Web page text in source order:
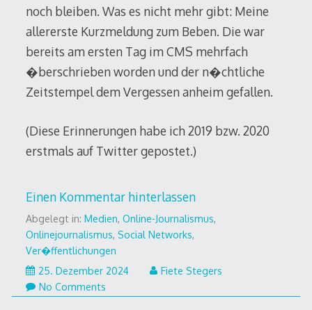
noch bleiben. Was es nicht mehr gibt: Meine
allererste Kurzmeldung zum Beben. Die war
bereits am ersten Tag im CMS mehrfach
�berschrieben worden und der n�chtliche
Zeitstempel dem Vergessen anheim gefallen.
(Diese Erinnerungen habe ich 2019 bzw. 2020
erstmals auf Twitter gepostet.)
Einen Kommentar hinterlassen
Abgelegt in: Medien, Online-Journalismus,
Onlinejournalismus, Social Networks,
Ver�ffentlichungen
25. Dezember 202425.
Fiete Stegers
No Comments